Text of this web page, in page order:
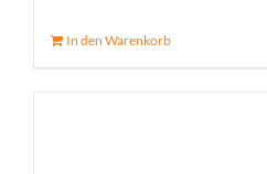
In den Warenkorb